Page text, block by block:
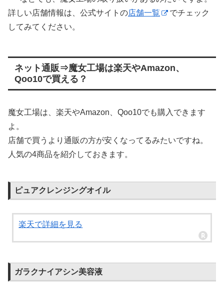
詳しい店舗情報は、公式サイトの店舗一覧
でチェック
してみてください。
ネット通販⇒魔女工場は楽天やAmazon、
Qoo10で買える？
魔女工場は、楽天やAmazon、Qoo10でも購入できます
よ。
店舗で買うより通販の方が安くなってるみたいですね。
人気の4商品を紹介しておきます。
ピュアクレンジングオイル
楽天で詳細を見る
ガラクナイアシン美容液